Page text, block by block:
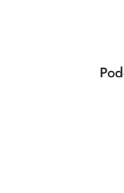
Pomiń karuzelę